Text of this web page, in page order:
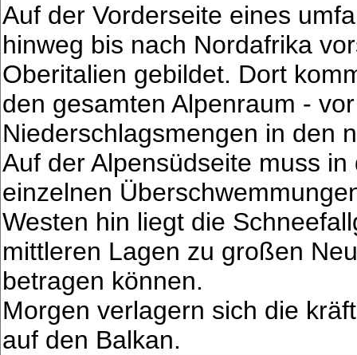
Auf der Vorderseite eines
hinweg bis nach Nordafrika
Oberitalien gebildet. Dort
den gesamten Alpenraum -
Niederschlagsmengen in den
Auf der Alpensüdseite muss
einzelnen
Westen hin liegt die
mittleren Lagen zu großen
betragen können.
Morgen verlagern sich die
auf den Balkan.